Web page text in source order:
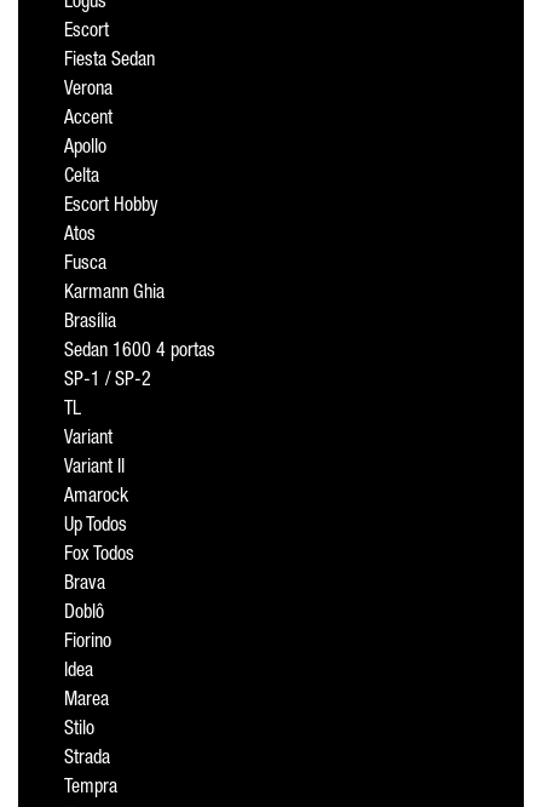
Escort
Fiesta Sedan
Verona
Accent
Apollo
Celta
Escort Hobby
Atos
Fusca
Karmann Ghia
Brasília
Sedan 1600 4 portas
SP-1 / SP-2
TL
Variant
Variant II
Amarock
Up Todos
Fox Todos
Brava
Doblô
Fiorino
Idea
Marea
Stilo
Strada
Tempra